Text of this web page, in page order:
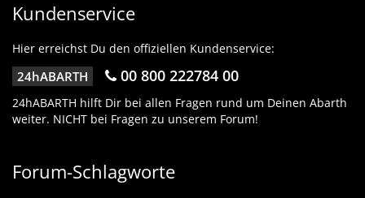
Kundenservice
Hier erreichst Du den offiziellen Kundenservice:
24hABARTH 00 800 222784 00
24hABARTH hilft Dir bei allen Fragen rund um Deinen Abarth
weiter. NICHT bei Fragen zu unserem Forum!
Forum-Schlagworte